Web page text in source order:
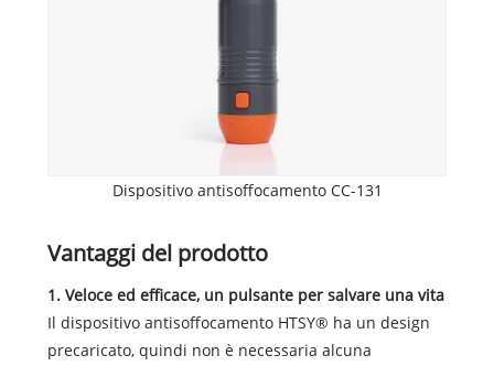
Dispositivo antisoffocamento CC-131
Vantaggi del prodotto
1. Veloce ed efficace, un pulsante per salvare una vita
Il dispositivo antisoffocamento HTSY® ha un design
precaricato, quindi non è necessaria alcuna